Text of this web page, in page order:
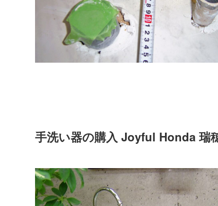
手洗い器の購入 Joyful Honda 瑞